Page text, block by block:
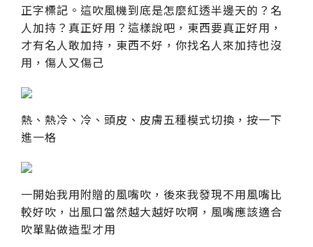
正字標記。這吹風機到底是怎麼紅透半邊天的？名
人加持？真正好用？這樣說吧，東西要真正好用，
才有名人敢加持，東西不好，你找名人來加持也沒
用，傷人又傷己
熱、熱冷、冷、頭皮、皮膚五種模式切換，按一下
進一格
一開始我用附贈的風嘴吹，後來我發現不用風嘴比
較好吹，出風口當然越大越好吹啊，風嘴應該適合
吹單點做造型才用